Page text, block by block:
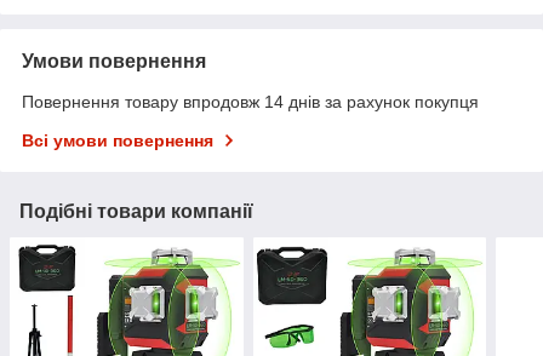
Умови повернення
Повернення товару впродовж 14 днів за рахунок покупця
Всі умови повернення
Подібні товари компанії